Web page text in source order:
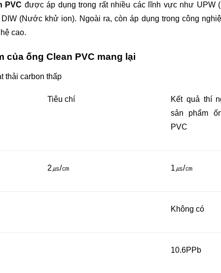
PVC được áp dụng trong rất nhiều các lĩnh vực như UPW
(Nước khử ion). Ngoài ra, còn áp dụng trong công
cao.
của ống Clean PVC mang lại
thải carbon thấp
Tiêu chí
Kết quả thí
sản phẩm
PVC
2㎲/㎝ 1㎲/㎝
Không có
10.6PPb